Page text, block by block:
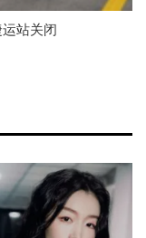
站关闭